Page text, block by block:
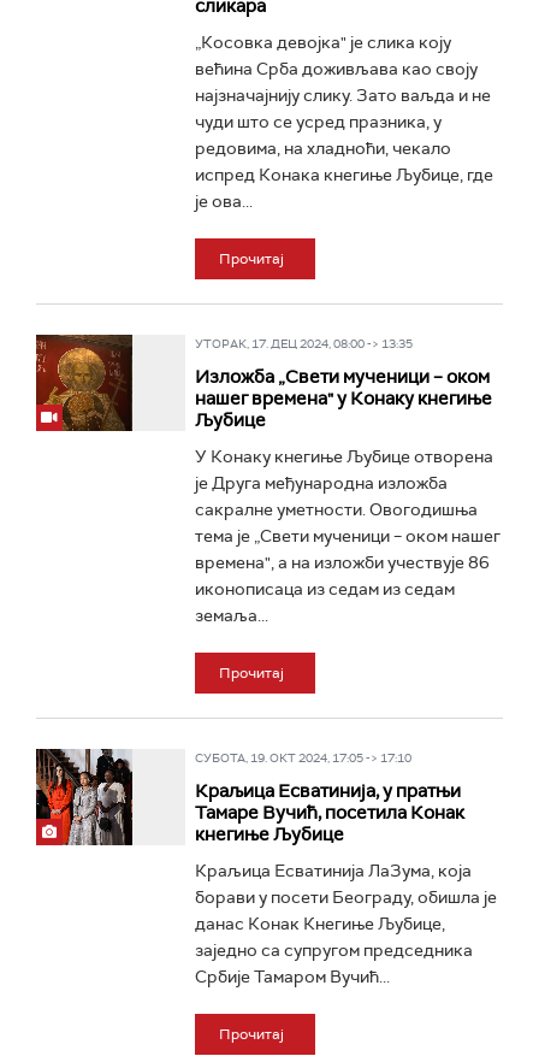
сликара
„Косовка девојка" је слика коју
већина Срба доживљава као своју
најзначајнију слику. Зато ваљда и не
чуди што се усред празника, у
редовима, на хладноћи, чекало
испред Конака кнегиње Љубице, где
је ова...
Прочитај
УТОРАК, 17. ДЕЦ 2024, 08:00 -> 13:35
Изложба „Свети мученици – оком
нашег времена" у Конаку кнегиње
Љубице
У Конаку кнегиње Љубице отворена
је Друга међународна изложба
сакралне уметности. Овогодишња
тема је „Свети мученици – оком нашег
времена", а на изложби учествује 86
иконописаца из седам из седам
земаља...
Прочитај
СУБОТА, 19. ОКТ 2024, 17:05 -> 17:10
Краљица Есватинија, у пратњи
Тамаре Вучић, посетила Конак
кнегиње Љубице
Краљица Есватинија ЛаЗума, која
борави у посети Београду, обишла је
данас Конак Кнегиње Љубице,
заједно са супругом председника
Србије Тамаром Вучић...
Прочитај